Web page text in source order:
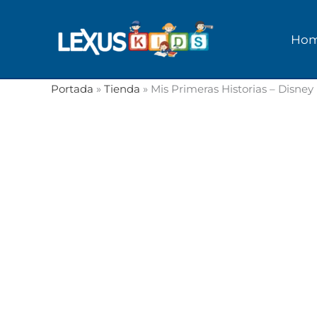
Portada » Tienda » Mis Primeras Historias – Disney